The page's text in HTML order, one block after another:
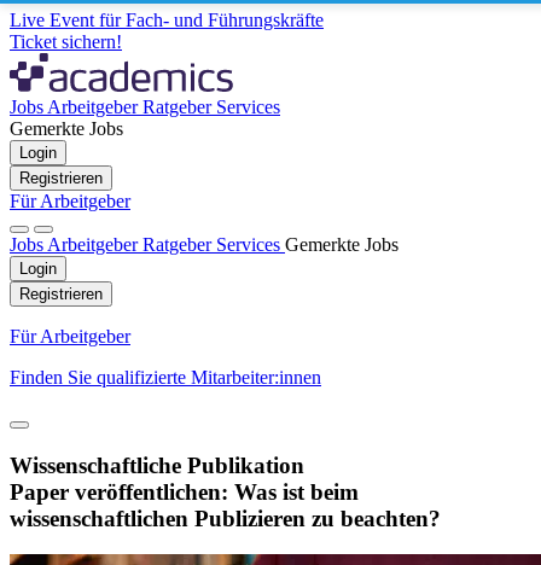
Live Event für Fach- und Führungskräfte
Ticket sichern!
Jobs ArbeitgeberRatgeber Services
Gemerkte Jobs
Login
Registrieren
Für Arbeitgeber
Jobs ArbeitgeberRatgeber Services Gemerkte Jobs
Login
Registrieren
Für Arbeitgeber
Finden Sie qualifizierte Mitarbeiter:innen
Wissenschaftliche Publikation
Paper veröffentlichen: Was ist beim
wissenschaftlichen Publizieren zu beachten?